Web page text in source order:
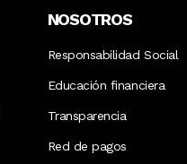
NOSOTROS
Responsabilidad Social
Educación financiera
Transparencia
Red de pagos